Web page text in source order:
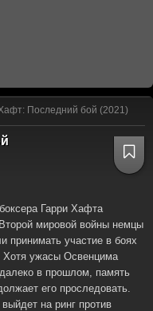
Последний бой (2021)
Гарри Хафта
мировой войны немцы
принимать участие в боях
Хотя ужасы Освенцима
в прошлом, память
его проследовать.
на ринг против